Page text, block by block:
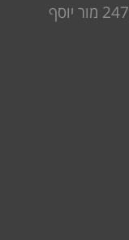
'תובענה ייצוגית'- ת"צ 24765-02-22 מור יוסף